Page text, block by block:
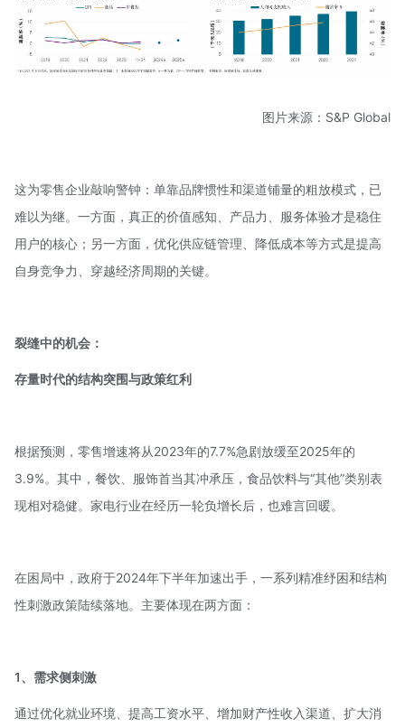
图片来源：S&P Global
这为零售企业敲响警钟：单靠品牌惯性和渠道铺量的粗放模式，已
难以为继。一方面，真正的价值感知、产品力、服务体验才是稳住
用户的核心；另一方面，优化供应链管理、降低成本等方式是提高
自身竞争力、穿越经济周期的关键。
裂缝中的机会：
存量时代的结构突围与政策红利
根据预测，零售增速将从2023年的7.7%急剧放缓至2025年的
3.9%。其中，餐饮、服饰首当其冲承压，食品饮料与“其他”类别表
现相对稳健。家电行业在经历一轮负增长后，也难言回暖。
在困局中，政府于2024年下半年加速出手，一系列精准纾困和结构
性刺激政策陆续落地。主要体现在两方面：
1、需求侧刺激
通过优化就业环境、提高工资水平、增加财产性收入渠道、扩大消